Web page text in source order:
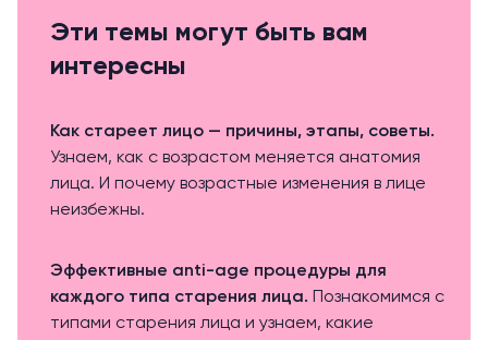
Эти темы могут быть вам
интересны
Как стареет лицо — причины, этапы, советы.
Узнаем, как с возрастом меняется анатомия
лица. И почему возрастные изменения в лице
неизбежны.
Эффективные anti-age процедуры для
каждого типа старения лица. Познакомимся с
типами старения лица и узнаем, какие